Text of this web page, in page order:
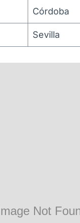
Córdoba
Sevilla